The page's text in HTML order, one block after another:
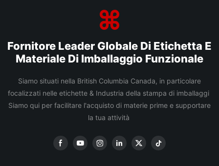
Fornitore Leader Globale Di Etichetta E
Materiale Di Imballaggio Funzionale
Siamo situati nella British Columbia Canada, in particolare
focalizzati nelle etichette & Industria della stampa di imballaggi
Siamo qui per facilitare l'acquisto di materie prime e supportare
la tua attività